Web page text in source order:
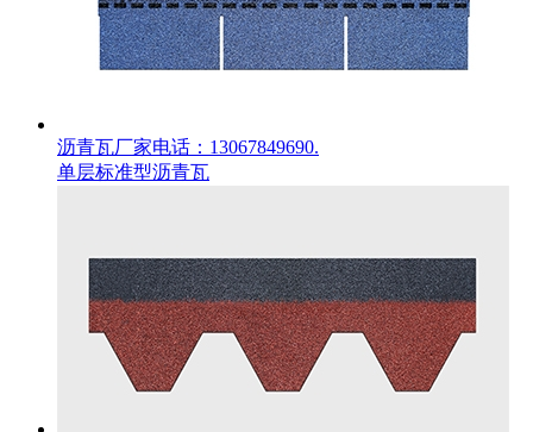
沥青瓦厂家电话：13067849690.
单层标准型沥青瓦